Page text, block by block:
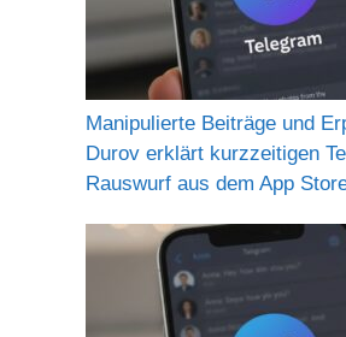
Manipulierte Beiträge und
Durov erklärt kurzzeitigen
Rauswurf aus dem App